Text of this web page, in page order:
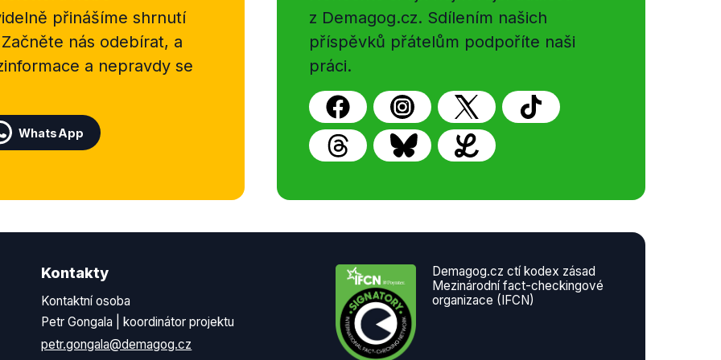
na úřadech či u lékaře, vyplňování formulářů či
základní časové údaje.
přinášíme shrnutí
nás odebírat, a
a nepravdy se
WhatsApp
z Demagog.cz. Sdílením našich
příspěvků přátelům podpoříte naši
práci.
Kontakty
Kontaktní osoba
Petr Gongala | koordinátor projektu
petr.gongala@demagog.cz
Demagog.cz ctí kodex zásad
Mezinárodní fact-checkingové
organizace (IFCN)